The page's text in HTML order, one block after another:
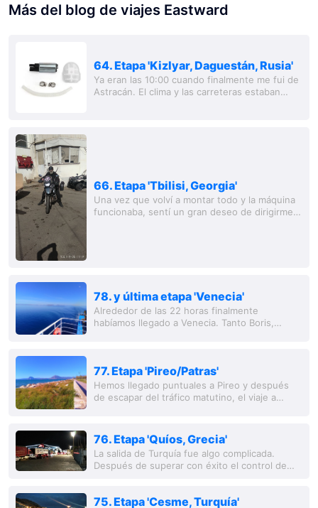
Más del blog de viajes Eastward
64. Etapa 'Kizlyar, Daguestán, Rusia'
Ya eran las 10:00 cuando finalmente me fui de
Astracán. El clima y las carreteras estaban
66. Etapa 'Tbilisi, Georgia'
Una vez que volví a montar todo y la máquina
funcionaba, sentí un gran deseo de dirigirme
78. y última etapa 'Venecia'
Alrededor de las 22 horas finalmente
habíamos llegado a Venecia. Tanto Boris,
77. Etapa 'Pireo/Patras'
Hemos llegado puntuales a Pireo y después
de escapar del tráfico matutino, el viaje a
76. Etapa 'Quíos, Grecia'
La salida de Turquía fue algo complicada.
Después de superar con éxito el control de
75. Etapa 'Cesme, Turquía'